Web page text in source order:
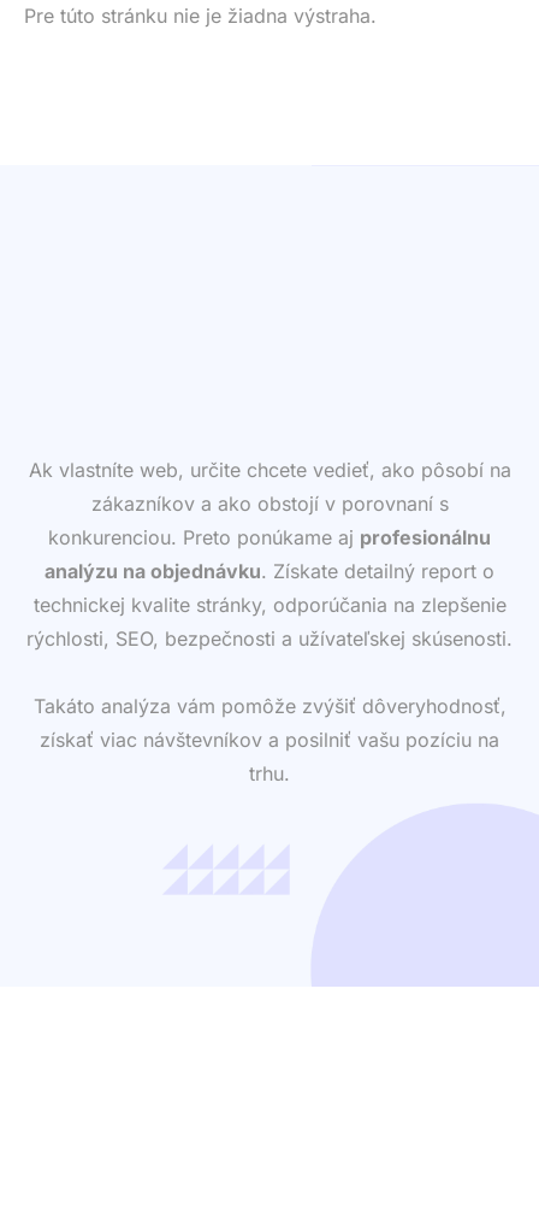
Pre túto stránku nie je žiadna výstraha.
Ak vlastníte web, určite chcete vedieť, ako pôsobí na
zákazníkov a ako obstojí v porovnaní s
konkurenciou. Preto ponúkame aj profesionálnu
analýzu na objednávku. Získate detailný report o
technickej kvalite stránky, odporúčania na zlepšenie
rýchlosti, SEO, bezpečnosti a užívateľskej skúsenosti.
Takáto analýza vám pomôže zvýšiť dôveryhodnosť,
získať viac návštevníkov a posilniť vašu pozíciu na
trhu.